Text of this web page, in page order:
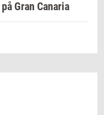
Gran Canaria